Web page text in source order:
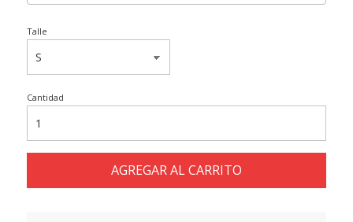
Talle
Cantidad
AGREGAR AL CARRITO